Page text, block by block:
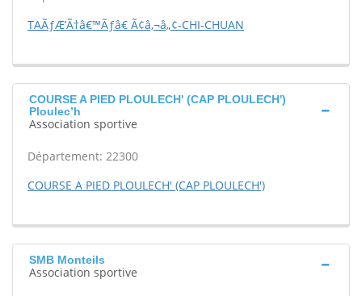
TAÃƒÆ’Ã†â€™Ãƒâ€ Ã¢â‚¬â„¢-CHI-CHUAN
COURSE A PIED PLOULECH' (CAP PLOULECH')
Ploulec’h
Association sportive
Département: 22300
COURSE A PIED PLOULECH' (CAP PLOULECH')
SMB Monteils
Association sportive